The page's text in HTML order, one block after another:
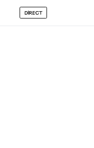
DIRECT